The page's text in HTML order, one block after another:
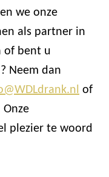
we onze
als partner in
of bent u
Neem dan
of
Onze
plezier te woord